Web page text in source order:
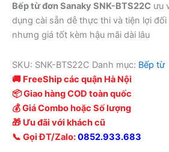
Bếp từ đơn Sanaky SNK-BTS22C ưu
dụng cài sẵn dễ thực thi và tiện lợi
nhưng giá tốt kèm hậu mãi dài lâu
SKU: SNK-BTS22C Danh mục: Bếp từ
🚚 FreeShip các quận Hà Nội
📦 Giao hàng COD toàn quốc
💰 Giá Combo hoặc Số lượng
🎁 Ưu đãi với khách cũ
📞 Gọi ĐT/Zalo:0852.933.683